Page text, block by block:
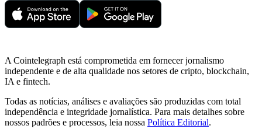
A Cointelegraph está comprometida em fornecer jornalismo
independente e de alta qualidade nos setores de cripto, blockchain,
IA e fintech.
Todas as notícias, análises e avaliações são produzidas com total
independência e integridade jornalística. Para mais detalhes sobre
nossos padrões e processos, leia nossa Política Editorial.